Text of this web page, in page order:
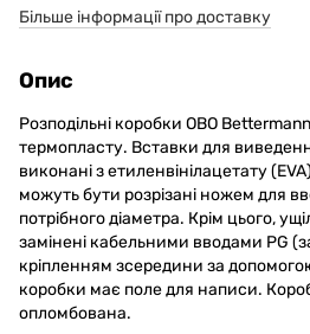
Більше інформації про доставку
Опис
Розподільні коробки OBO
термопласту. Вставки для
виконані з етиленвінілацетату
можуть бути розрізані ножем для
потрібного діаметра. Крім цього,
замінені кабельними вводами PG
кріпленням зсередини за
коробки має поле для написи.
опломбована.